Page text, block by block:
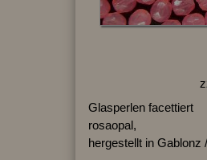
Glasperlen facettiert
rosaopal,
hergestellt in Gablonz